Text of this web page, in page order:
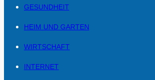
GESUNDHEIT
HEIM UND GARTEN
WIRTSCHAFT
INTERNET